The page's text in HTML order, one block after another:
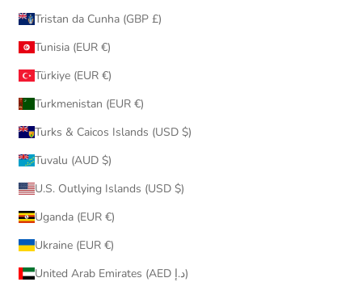
Tristan da Cunha (GBP £)
Tunisia (EUR €)
Türkiye (EUR €)
Turkmenistan (EUR €)
Turks & Caicos Islands (USD $)
Tuvalu (AUD $)
U.S. Outlying Islands (USD $)
Uganda (EUR €)
Ukraine (EUR €)
United Arab Emirates (AED د.إ)